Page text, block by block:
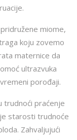
miome,
koju zovemo
maternice da
ultrazvuka
porođaji.
trudnoći praćenje
starosti trudnoće
Zahvaljujući